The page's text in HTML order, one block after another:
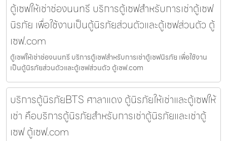
ตู้เซฟให้เช่าช่องนนทรี บริการตู้เซฟสำหรับการเช่าตู้เซฟ
นิรภัย เพื่อใช้งานเป็นตู้นิรภัยส่วนตัวและตู้เซฟส่วนตัว ตู้
เซฟ.com
ตู้เซฟให้เช่าช่องนนทรี บริการตู้เซฟสำหรับการเช่าตู้เซฟนิรภัย เพื่อใช้งาน
เป็นตู้นิรภัยส่วนตัวและตู้เซฟส่วนตัว ตู้เซฟ.com
บริการตู้นิรภัยBTS ศาลาแดง ตู้นิรภัยให้เช่าและตู้เซฟให้
เช่า คือบริการตู้นิรภัยสำหรับการเช่าตู้นิรภัยและเช่าตู้
เซฟ ตู้เซฟ.com